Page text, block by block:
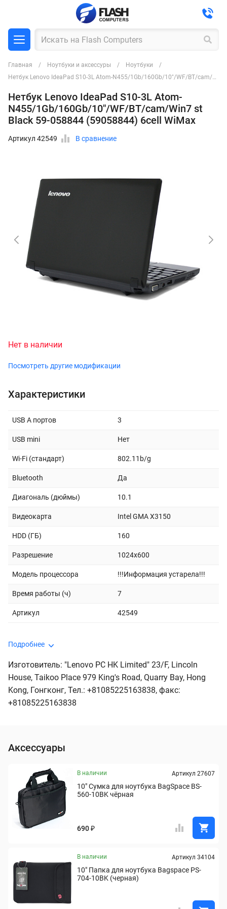
Главная Ноутбуки и аксессуры
Ноутбуки
Нетбук Lenovo IdeaPad S10-3L Atom-N455/1Gb/160Gb/10"/WF/BT/cam/Win7 st Black 59-058844 (59058844) 6cell WiMax
Нетбук Lenovo IdeaPad S10-3L Atom-
N455/1Gb/160Gb/10"/WF/BT/cam/Win7 st
Black 59-058844 (59058844) 6cell WiMax
Артикул 42549 В сравнение
Нет в наличии
Посмотреть другие модификации
Характеристики
USB A портов 3
USB mini Нет
Wi-Fi (стандарт) 802.11b/g
Bluetooth Да
Диагональ (дюймы) 10.1
Видеокарта Intel GMA X3150
HDD (ГБ) 160
Разрешение 1024x600
Модель процессора !!!Информация устарела!!!
Время работы (ч) 7
Артикул 42549
Подробнее
Изготовитель: "Lenovo PC HK Limited" 23/F, Lincoln
House, Taikoo Place 979 King's Road, Quarry Bay, Hong
Kong, Гонгконг, Тел.: +81085225163838, факс:
+81085225163838
Аксессуары
В наличии Артикул 27607
10" Сумка для ноутбука BagSpace BS-
560-10BK чёрная
690 ₽
В наличии Артикул 34104
10" Папка для ноутбука Bagspace PS-
704-10BK (черная)